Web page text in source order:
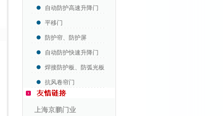
自动防护高速升降门
平移门
防护帘、防护屏
自动防护快速升降门
焊接防护板、防弧光板
抗风卷帘门
上海京鹏门业